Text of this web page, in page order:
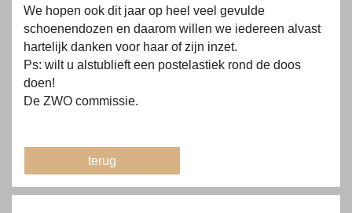
We hopen ook dit jaar op heel veel gevulde
schoenendozen en daarom willen we iedereen alvast
hartelijk danken voor haar of zijn inzet.
Ps: wilt u alstublieft een postelastiek rond de doos
doen!
De ZWO commissie.
terug